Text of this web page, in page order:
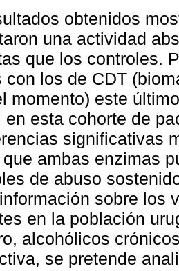
obtenidos
una actividad
que los controles.
con los de CDT
momento) este
en esta cohorte de
significativas
ambas enzimas
de abuso
sobre los
en la población
alcohólicos
se pretende